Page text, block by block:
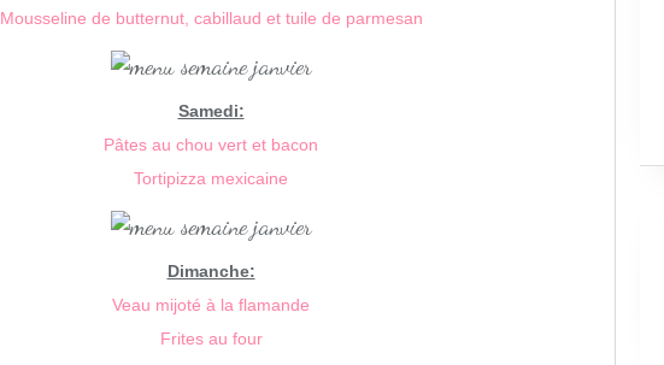
Mousseline de butternut, cabillaud et tuile de parmesan
Samedi:
Pâtes au chou vert et bacon
Tortipizza mexicaine
Dimanche:
Veau mijoté à la flamande
Frites au four